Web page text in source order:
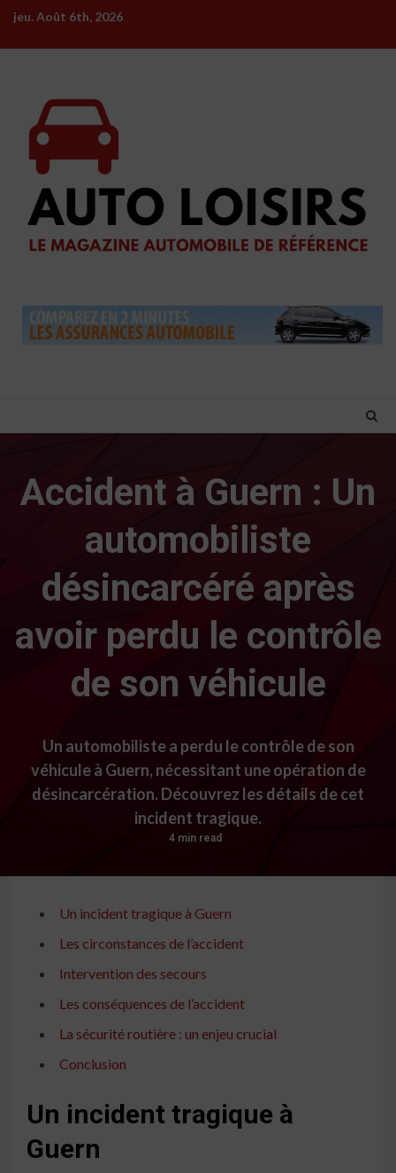
Skip
content
jeu. Août 6th, 2026
Accident à Guern : Un
automobiliste
désincarcéré après
avoir perdu le contrôle
de son véhicule
Un automobiliste a perdu le contrôle de son
véhicule à Guern, nécessitant une opération de
désincarcération. Découvrez les détails de cet
incident tragique.
4 min read
Un incident tragique à Guern
Les circonstances de l’accident
Intervention des secours
Les conséquences de l’accident
La sécurité routière : un enjeu crucial
Conclusion
Un incident tragique à
Guern